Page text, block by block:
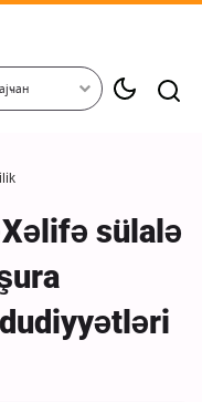
sülalə